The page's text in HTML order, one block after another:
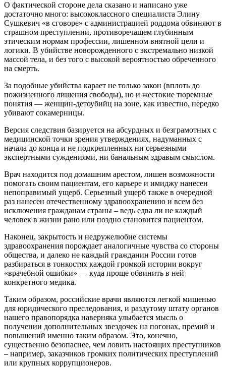
О фактической стороне дела сказано и написано уже
достаточно много: высококлассного специалиста Элину
Сушкевич «в сговоре» с администрацией роддома обвиняют в
страшном преступлении, противоречащем глубинным
этическим нормам профессии, лишенном внятной цели и
логики. В убийстве новорожденного с экстремально низкой
массой тела, и без того с высокой вероятностью обреченного
на смерть.
За подобные убийства карает не только закон (вплоть до
пожизненного лишения свободы), но и жестокие тюремные
понятия — женщин-детоубийц на зоне, как известно, нередко
убивают сокамерницы.
Версия следствия базируется на абсурдных и безграмотных с
медицинской точки зрения утверждениях, надуманных с
начала до конца и не подкрепленных ни серьезными
экспертными суждениями, ни банальным здравым смыслом.
Врач находится под домашним арестом, лишен возможности
помогать своим пациентам, его карьере и имиджу нанесен
непоправимый ущерб. Серьезный ущерб также в очередной
раз нанесен отечественному здравоохранению и всем без
исключения гражданам страны – ведь едва ли не каждый
человек в жизни рано или поздно становится пациентом.
Наконец, закрытость и недружелюбие системы
здравоохранения порождает аналогичные чувства со стороны
общества, и далеко не каждый гражданин России готов
разбираться в тонкостях каждой громкой истории вокруг
«врачебной ошибки» — куда проще обвинить в ней
конкретного медика.
Таким образом, российские врачи являются легкой мишенью
для юридического преследования, и раздутому штату органов
нашего правопорядка наверняка улыбается мысль о
получении дополнительных звездочек на погонах, премий и
повышений именно таким образом. Это, конечно,
существенно безопаснее, чем ловить настоящих преступников
– например, заказчиков громких политических преступлений
или крупных коррупционеров.